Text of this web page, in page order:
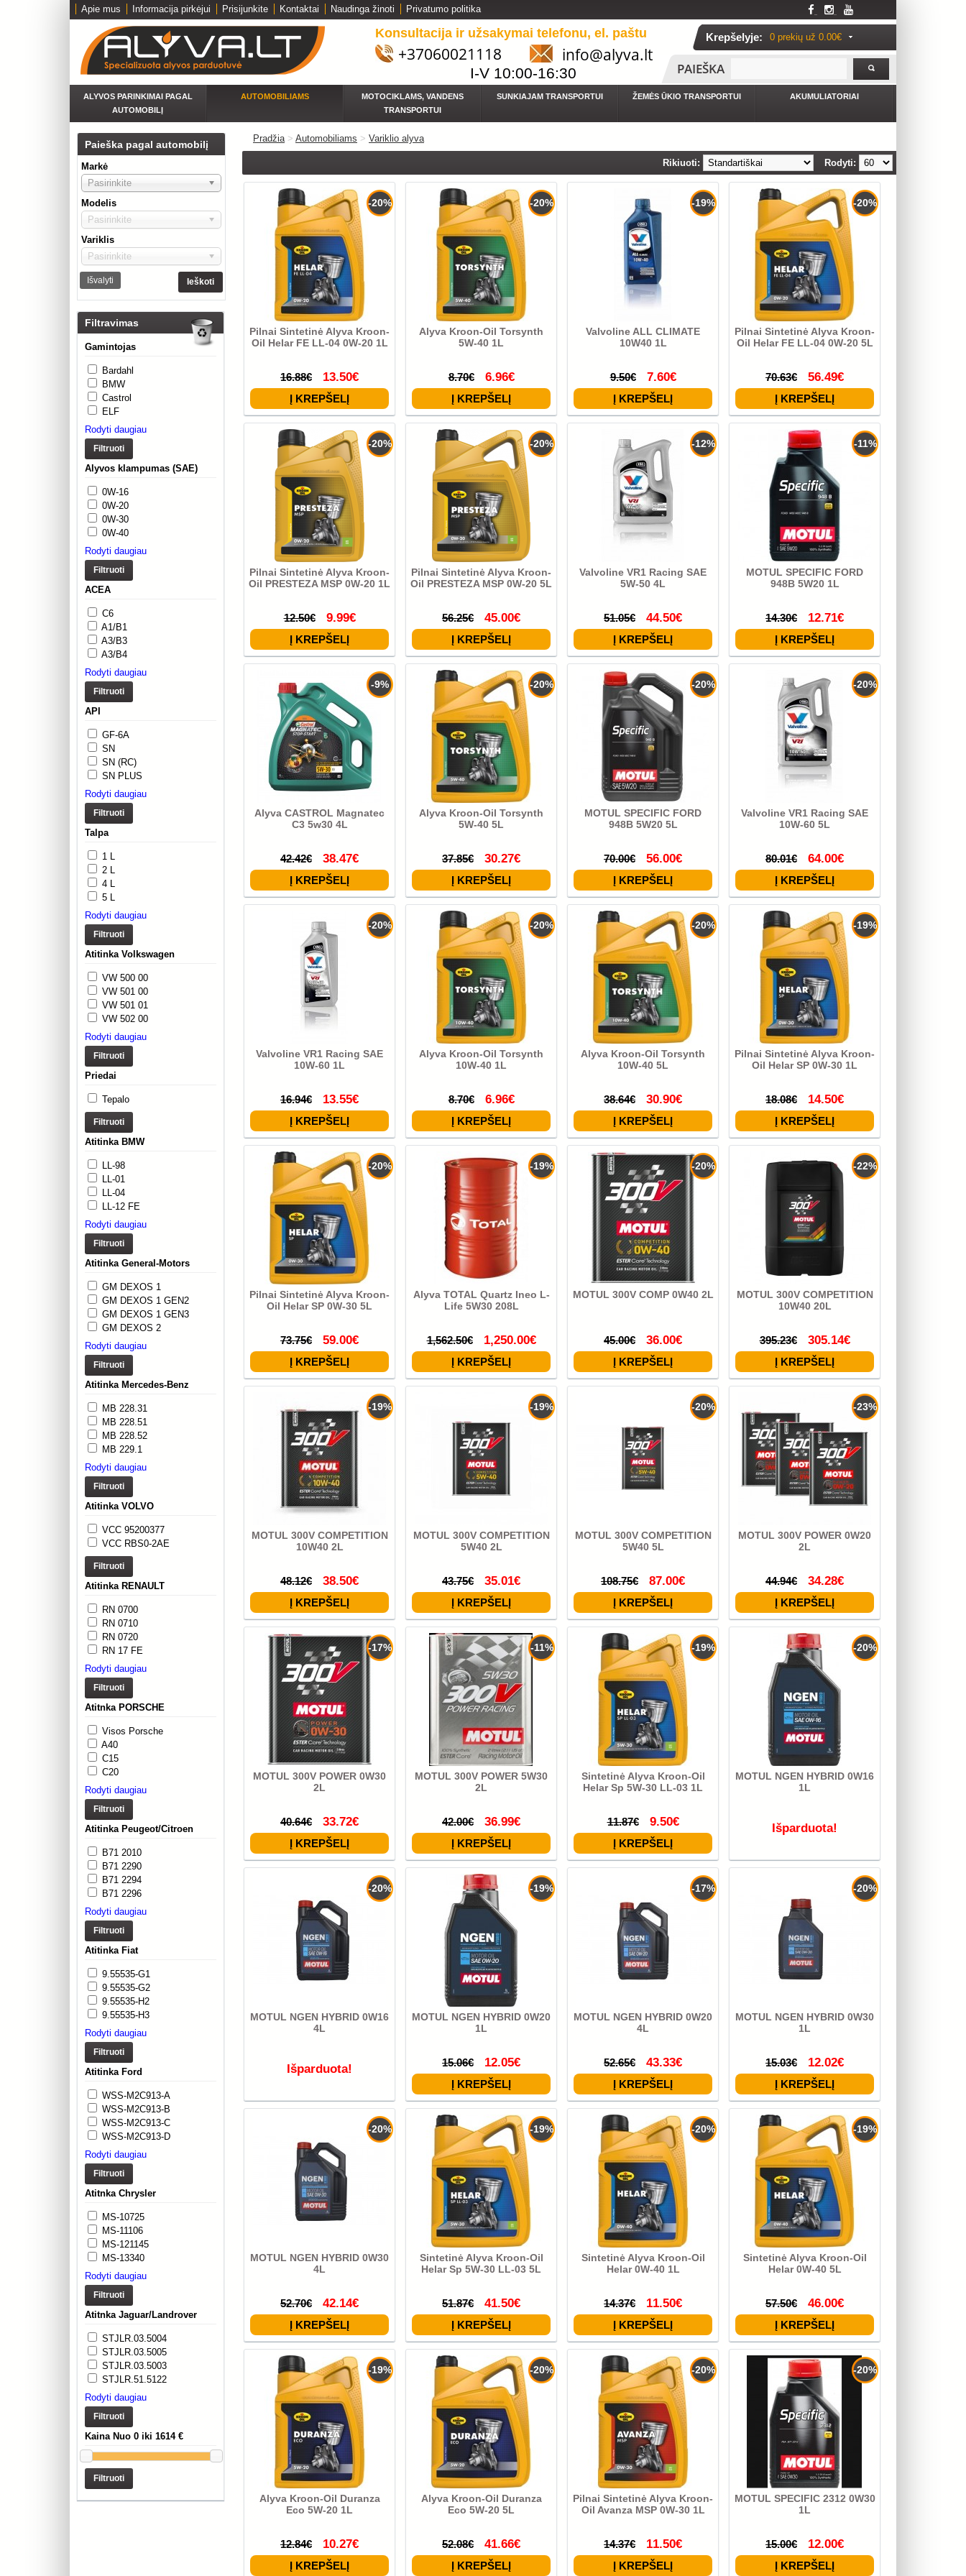
Apie mus Informacija pirkėjui Prisijunkite Kontaktai Naudinga žinoti Privatumo politika
Konsultacija ir užsakymai telefonu, el. paštu
+37060021118 info@alyva.lt
I-V 10:00-16:30
Krepšelyje: 0 prekių už 0.00€
PAIEŠKA
ALYVOS PARINKIMAI PAGAL
AUTOMOBILĮ
AUTOMOBILIAMS
MOTOCIKLAMS, VANDENS
TRANSPORTUI
SUNKIAJAM TRANSPORTUI ŽEMĖS ŪKIO TRANSPORTUI AKUMULIATORIAI
Paieška pagal automobilį
Markė
Pasirinkite
Modelis
Pasirinkite
Variklis
Pasirinkite
Išvalyti Ieškoti
Filtravimas
Gamintojas
Bardahl
BMW
Castrol
ELF
Rodyti daugiau
Filtruoti
Alyvos klampumas (SAE)
0W-16
0W-20
0W-30
0W-40
Rodyti daugiau
Filtruoti
ACEA
C6
A1/B1
A3/B3
A3/B4
Rodyti daugiau
Filtruoti
API
GF-6A
SN
SN (RC)
SN PLUS
Rodyti daugiau
Filtruoti
Talpa
1 L
2 L
4 L
5 L
Rodyti daugiau
Filtruoti
Atitinka Volkswagen
VW 500 00
VW 501 00
VW 501 01
VW 502 00
Rodyti daugiau
Filtruoti
Priedai
Tepalo
Filtruoti
Atitinka BMW
LL-98
LL-01
LL-04
LL-12 FE
Rodyti daugiau
Filtruoti
Atitinka General-Motors
GM DEXOS 1
GM DEXOS 1 GEN2
GM DEXOS 1 GEN3
GM DEXOS 2
Rodyti daugiau
Filtruoti
Atitinka Mercedes-Benz
MB 228.31
MB 228.51
MB 228.52
MB 229.1
Rodyti daugiau
Filtruoti
Atitinka VOLVO
VCC 95200377
VCC RBS0-2AE
Filtruoti
Atitinka RENAULT
RN 0700
RN 0710
RN 0720
RN 17 FE
Rodyti daugiau
Filtruoti
Atitnka PORSCHE
Visos Porsche
A40
C15
C20
Rodyti daugiau
Filtruoti
Atitinka Peugeot/Citroen
B71 2010
B71 2290
B71 2294
B71 2296
Rodyti daugiau
Filtruoti
Atitinka Fiat
9.55535-G1
9.55535-G2
9.55535-H2
9.55535-H3
Rodyti daugiau
Filtruoti
Atitinka Ford
WSS-M2C913-A
WSS-M2C913-B
WSS-M2C913-C
WSS-M2C913-D
Rodyti daugiau
Filtruoti
Atitnka Chrysler
MS-10725
MS-11106
MS-121145
MS-13340
Rodyti daugiau
Filtruoti
Atitnka Jaguar/Landrover
STJLR.03.5004
STJLR.03.5005
STJLR.03.5003
STJLR.51.5122
Rodyti daugiau
Filtruoti
Kaina Nuo 0 iki 1614 €
Filtruoti
Pradžia> Automobiliams > Variklio alyva
Rodyti:
Rikiuoti:
-20%
Pilnai Sintetinė Alyva Kroon-
Oil Helar FE LL-04 0W-20 1L
16.88€ 13.50€
-20%
Alyva Kroon-Oil Torsynth
5W-40 1L
8.70€ 6.96€
-19%
Valvoline ALL CLIMATE
10W40 1L
9.50€ 7.60€
-20%
Pilnai Sintetinė Alyva Kroon-
Oil Helar FE LL-04 0W-20 5L
70.63€ 56.49€
-20%
Pilnai Sintetinė Alyva Kroon-
Oil PRESTEZA MSP 0W-20 1L
12.50€ 9.99€
-20%
Pilnai Sintetinė Alyva Kroon-
Oil PRESTEZA MSP 0W-20 5L
56.25€ 45.00€
-12%
Valvoline VR1 Racing SAE
5W-50 4L
51.05€ 44.50€
-11%
MOTUL SPECIFIC FORD
948B 5W20 1L
14.30€ 12.71€
-9%
Alyva CASTROL Magnatec
C3 5w30 4L
42.42€ 38.47€
-20%
Alyva Kroon-Oil Torsynth
5W-40 5L
37.85€ 30.27€
-20%
MOTUL SPECIFIC FORD
948B 5W20 5L
70.00€ 56.00€
-20%
Valvoline VR1 Racing SAE
10W-60 5L
80.01€ 64.00€
-20%
Valvoline VR1 Racing SAE
10W-60 1L
16.94€ 13.55€
-20%
Alyva Kroon-Oil Torsynth
10W-40 1L
8.70€ 6.96€
-20%
Alyva Kroon-Oil Torsynth
10W-40 5L
38.64€ 30.90€
-19%
Pilnai Sintetinė Alyva Kroon-
Oil Helar SP 0W-30 1L
18.08€ 14.50€
-20%
Pilnai Sintetinė Alyva Kroon-
Oil Helar SP 0W-30 5L
73.75€ 59.00€
-19%
Alyva TOTAL Quartz Ineo L-
Life 5W30 208L
1,562.50€ 1,250.00€
-20%
MOTUL 300V COMP 0W40 2L
45.00€ 36.00€
-22%
MOTUL 300V COMPETITION
10W40 20L
395.23€ 305.14€
-19%
MOTUL 300V COMPETITION
10W40 2L
48.12€ 38.50€
-19%
MOTUL 300V COMPETITION
5W40 2L
43.75€ 35.01€
-20%
MOTUL 300V COMPETITION
5W40 5L
108.75€ 87.00€
-23%
MOTUL 300V POWER 0W20
2L
44.94€ 34.28€
-17%
MOTUL 300V POWER 0W30
2L
40.64€ 33.72€
-11%
MOTUL 300V POWER 5W30
2L
42.00€ 36.99€
-19%
Sintetinė Alyva Kroon-Oil
Helar Sp 5W-30 LL-03 1L
11.87€ 9.50€
-20%
MOTUL NGEN HYBRID 0W16
1L
Išparduota!
-20%
MOTUL NGEN HYBRID 0W16
4L
Išparduota!
-19%
MOTUL NGEN HYBRID 0W20
1L
15.06€ 12.05€
-17%
MOTUL NGEN HYBRID 0W20
4L
52.65€ 43.33€
-20%
MOTUL NGEN HYBRID 0W30
1L
15.03€ 12.02€
-20%
MOTUL NGEN HYBRID 0W30
4L
52.70€ 42.14€
-19%
Sintetinė Alyva Kroon-Oil
Helar Sp 5W-30 LL-03 5L
51.87€ 41.50€
-20%
Sintetinė Alyva Kroon-Oil
Helar 0W-40 1L
14.37€ 11.50€
-19%
Sintetinė Alyva Kroon-Oil
Helar 0W-40 5L
57.50€ 46.00€
-19%
Alyva Kroon-Oil Duranza
Eco 5W-20 1L
12.84€ 10.27€
-20%
Alyva Kroon-Oil Duranza
Eco 5W-20 5L
52.08€ 41.66€
-20%
Pilnai Sintetinė Alyva Kroon-
Oil Avanza MSP 0W-30 1L
14.37€ 11.50€
-20%
MOTUL SPECIFIC 2312 0W30
1L
15.00€ 12.00€